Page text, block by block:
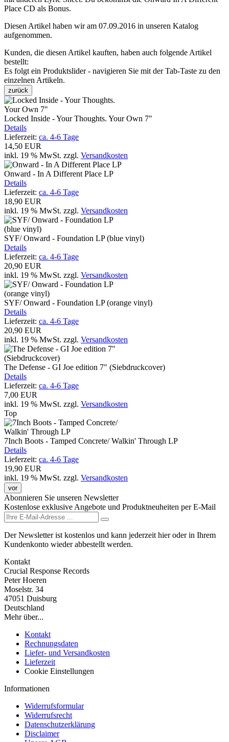
Place CD als Bonus.
Diesen Artikel haben wir am 07.09.2016 in unseren Katalog
aufgenommen.
Kunden, die diesen Artikel kauften, haben auch folgende Artikel
bestellt:
Es folgt ein Produktslider - navigieren Sie mit der Tab-Taste zu den
einzelnen Artikeln.
zurück
Locked Inside - Your Thoughts. Your Own 7"
Details
Lieferzeit: ca. 4-6 Tage
14,50 EUR
inkl. 19 % MwSt. zzgl. Versandkosten
Onward - In A Different Place LP
Details
Lieferzeit: ca. 4-6 Tage
18,90 EUR
inkl. 19 % MwSt. zzgl. Versandkosten
SYF/ Onward - Foundation LP (blue vinyl)
Details
Lieferzeit: ca. 4-6 Tage
20,90 EUR
inkl. 19 % MwSt. zzgl. Versandkosten
SYF/ Onward - Foundation LP (orange vinyl)
Details
Lieferzeit: ca. 4-6 Tage
20,90 EUR
inkl. 19 % MwSt. zzgl. Versandkosten
The Defense - GI Joe edition 7" (Siebdruckcover)
Details
Lieferzeit: ca. 4-6 Tage
7,00 EUR
inkl. 19 % MwSt. zzgl. Versandkosten
Top
7Inch Boots - Tamped Concrete/ Walkin' Through LP
Details
Lieferzeit: ca. 4-6 Tage
19,90 EUR
inkl. 19 % MwSt. zzgl. Versandkosten
vor
Abonnieren Sie unseren Newsletter
Kostenlose exklusive Angebote und Produktneuheiten per E-Mail
Der Newsletter ist kostenlos und kann jederzeit hier oder in Ihrem
Kundenkonto wieder abbestellt werden.
Kontakt
Crucial Response Records
Peter Hoeren
Moselstr. 34
47051 Duisburg
Deutschland
Mehr über...
Kontakt
Rechnungsdaten
Liefer- und Versandkosten
Lieferzeit
Cookie Einstellungen
Informationen
Widerrufsformular
Widerrufsrecht
Datenschutzerklärung
Disclaimer